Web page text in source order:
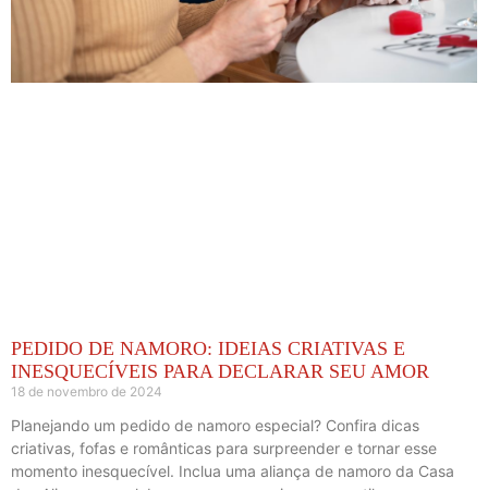
PEDIDO DE NAMORO: IDEIAS CRIATIVAS E
INESQUECÍVEIS PARA DECLARAR SEU AMOR
18 de novembro de 2024
Planejando um pedido de namoro especial? Confira dicas
criativas, fofas e românticas para surpreender e tornar esse
momento inesquecível. Inclua uma aliança de namoro da Casa